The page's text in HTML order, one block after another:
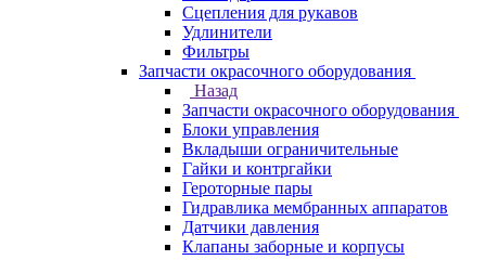
Сцепления для рукавов
Удлинители
Фильтры
Запчасти окрасочного оборудования
Назад
Запчасти окрасочного оборудования
Блоки управления
Вкладыши ограничительные
Гайки и контргайки
Героторные пары
Гидравлика мембранных аппаратов
Датчики давления
Клапаны заборные и корпусы